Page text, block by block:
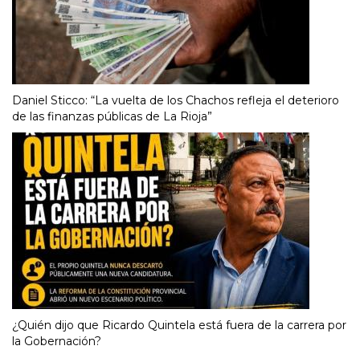
Daniel Sticco: “La vuelta de los Chachos refleja el deterioro
de las finanzas públicas de La Rioja”
¿Quién dijo que Ricardo Quintela está fuera de la carrera por
la Gobernación?